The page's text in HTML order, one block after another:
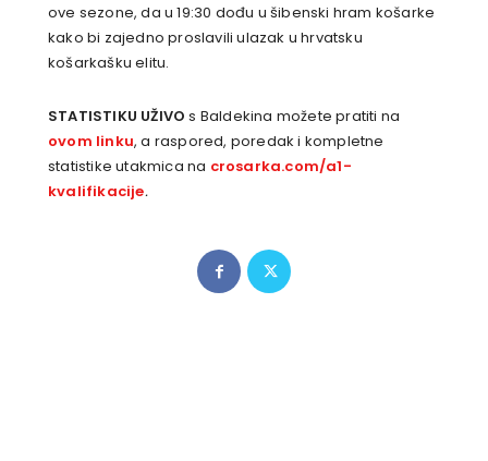
ove sezone, da u 19:30 dođu u šibenski hram košarke
kako bi zajedno proslavili ulazak u hrvatsku
košarkašku elitu.
STATISTIKU UŽIVO s Baldekina možete pratiti na
ovom linku, a raspored, poredak i kompletne
statistike utakmica na crosarka.com/a1-
kvalifikacije.